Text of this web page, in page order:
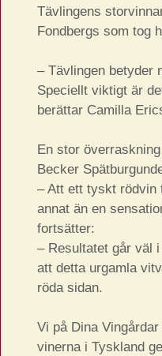
Tävlingens
Fondbergs som tog
– Tävlingen betyder
Speciellt viktigt är
berättar Camilla
En stor
Becker
– Att ett tyskt rödvin
annat än en
fortsätter:
– Resultatet går väl
att detta urgamla
röda sidan.
Vi på Dina
vinerna i Tyskland